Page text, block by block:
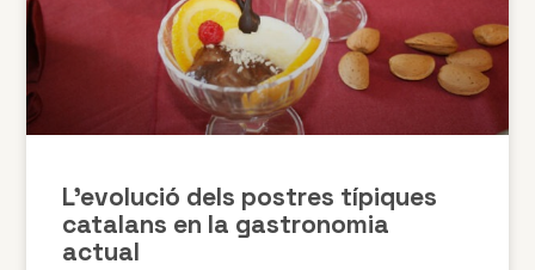
L’evolució dels postres típiques
catalans en la gastronomia
actual